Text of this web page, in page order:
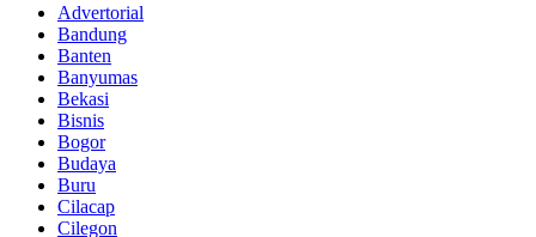
Advertorial
Bandung
Banten
Banyumas
Bekasi
Bisnis
Bogor
Budaya
Buru
Cilacap
Cilegon